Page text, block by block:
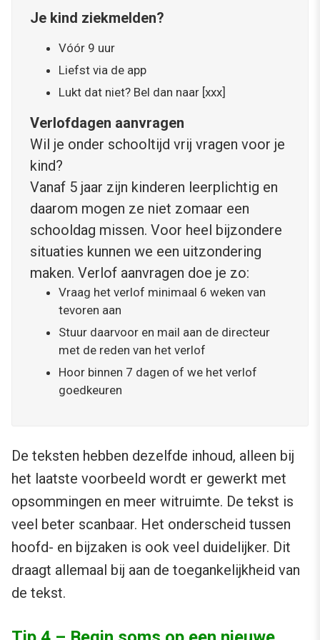
Je kind ziekmelden?
Vóór 9 uur
Liefst via de app
Lukt dat niet? Bel dan naar [xxx]
Verlofdagen aanvragen
Wil je onder schooltijd vrij vragen voor je
kind?
Vanaf 5 jaar zijn kinderen leerplichtig en
daarom mogen ze niet zomaar een
schooldag missen. Voor heel bijzondere
situaties kunnen we een uitzondering
maken. Verlof aanvragen doe je zo:
Vraag het verlof minimaal 6 weken van
tevoren aan
Stuur daarvoor en mail aan de directeur
met de reden van het verlof
Hoor binnen 7 dagen of we het verlof
goedkeuren
De teksten hebben dezelfde inhoud, alleen bij
het laatste voorbeeld wordt er gewerkt met
opsommingen en meer witruimte. De tekst is
veel beter scanbaar. Het onderscheid tussen
hoofd- en bijzaken is ook veel duidelijker. Dit
draagt allemaal bij aan de toegankelijkheid van
de tekst.